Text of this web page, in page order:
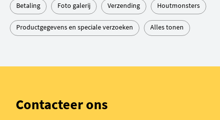
Betaling Foto galerij Verzending Houtmonsters
Productgegevens en speciale verzoeken Alles tonen
Contacteer ons